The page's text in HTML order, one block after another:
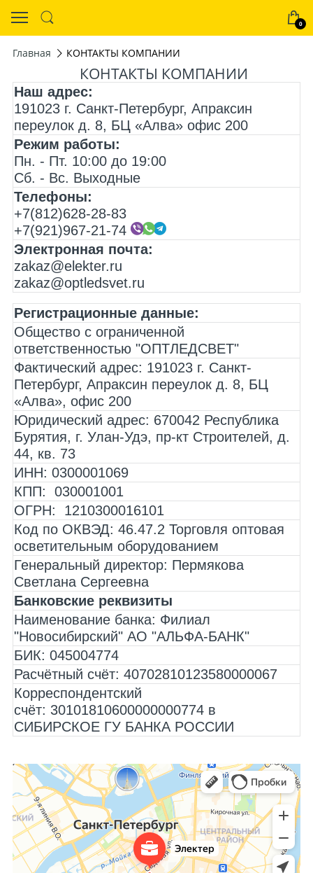
0
Главная КОНТАКТЫ КОМПАНИИ
КОНТАКТЫ КОМПАНИИ
Наш адрес:
191023 г. Санкт-Петербург, Апраксин
переулок д. 8, БЦ «Алва» офис 200
Режим работы:
Пн. - Пт. 10:00 до 19:00
Сб. - Вс. Выходные
Телефоны:
+7(812)628-28-83
+7(921)967-21-74
Электронная почта:
zakaz@elekter.ru
zakaz@optledsvet.ru
Регистрационные данные:
Общество с ограниченной
ответственностью "ОПТЛЕДСВЕТ"
Фактический адрес: 191023 г. Санкт-
Петербург, Апраксин переулок д. 8, БЦ
«Алва», офис 200
Юридический адрес: 670042 Республика
Бурятия, г. Улан-Удэ, пр-кт Строителей, д.
44, кв. 73
ИНН: 0300001069
КПП: 030001001
ОГРН: 1210300016101
Код по ОКВЭД: 46.47.2 Торговля оптовая
осветительным оборудованием
Генеральный директор: Пермякова
Светлана Сергеевна
Банковские реквизиты
Наименование банка: Филиал
"Новосибирский" АО "АЛЬФА-БАНК"
БИК: 045004774
Расчётный счёт: 40702810123580000067
Корреспондентский
счёт: 30101810600000000774 в
СИБИРСКОЕ ГУ БАНКА РОССИИ